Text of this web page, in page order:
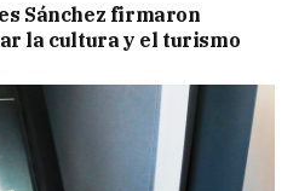
Sánchez firmaron
la cultura y el turismo